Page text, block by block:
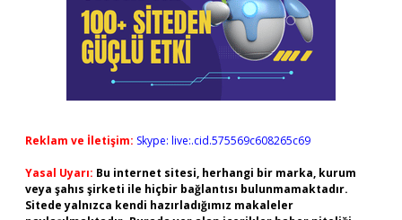
Reklam ve İletişim: Skype: live:.cid.575569c608265c69
Yasal Uyarı: Bu internet sitesi, herhangi bir marka, kurum
veya şahıs şirketi ile hiçbir bağlantısı bulunmamaktadır.
Sitede yalnızca kendi hazırladığımız makaleler